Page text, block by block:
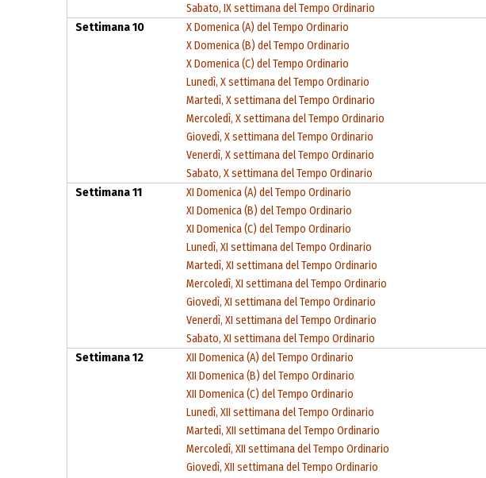
Sabato, IX settimana del Tempo Ordinario
Settimana 10
X Domenica (A) del Tempo Ordinario
X Domenica (B) del Tempo Ordinario
X Domenica (C) del Tempo Ordinario
Lunedì, X settimana del Tempo Ordinario
Martedì, X settimana del Tempo Ordinario
Mercoledì, X settimana del Tempo Ordinario
Giovedì, X settimana del Tempo Ordinario
Venerdì, X settimana del Tempo Ordinario
Sabato, X settimana del Tempo Ordinario
Settimana 11
XI Domenica (A) del Tempo Ordinario
XI Domenica (B) del Tempo Ordinario
XI Domenica (C) del Tempo Ordinario
Lunedì, XI settimana del Tempo Ordinario
Martedì, XI settimana del Tempo Ordinario
Mercoledì, XI settimana del Tempo Ordinario
Giovedì, XI settimana del Tempo Ordinario
Venerdì, XI settimana del Tempo Ordinario
Sabato, XI settimana del Tempo Ordinario
Settimana 12
XII Domenica (A) del Tempo Ordinario
XII Domenica (B) del Tempo Ordinario
XII Domenica (C) del Tempo Ordinario
Lunedì, XII settimana del Tempo Ordinario
Martedì, XII settimana del Tempo Ordinario
Mercoledì, XII settimana del Tempo Ordinario
Giovedì, XII settimana del Tempo Ordinario